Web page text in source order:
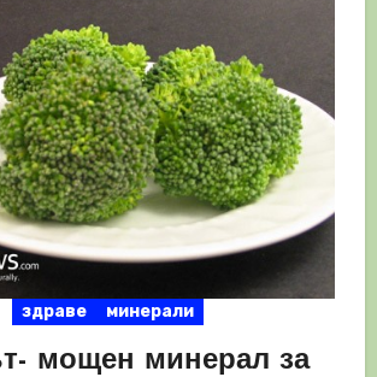
здраве минерали
мощен минерал за